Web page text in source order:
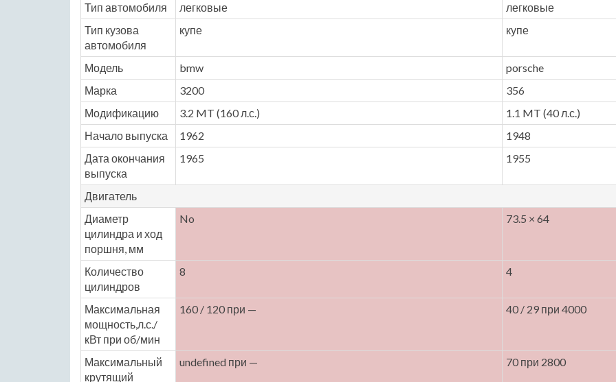
Тип автомобиля легковые
легковые
Тип кузова
автомобиля
купе купе
Модель bmw
porsche
Марка
3200
356
Модификацию
3.2 MT (160 л.с.)
1.1 MT (40 л.с.)
Начало выпуска
1962
1948
Дата окончания
выпуска
1965 1955
Двигатель
Диаметр
цилиндра и ход
поршня, мм
No 73.5 × 64
Количество
цилиндров
8 4
Максимальная
мощность,л.с./
кВт при об/мин
160 / 120 при — 40 / 29 при 4000
Максимальный
крутящий
undefined при — 70 при 2800